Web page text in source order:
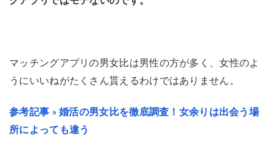
マッチングアプリの男女比は男性の方が多く、女性のよ
うにいいねがたくさん貰えるわけではありません。
参考記事 » 婚活の男女比を徹底調査！女余りは出会う場
所によっても違う